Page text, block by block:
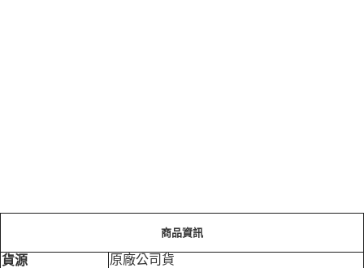
商品資訊
貨源 原廠公司貨